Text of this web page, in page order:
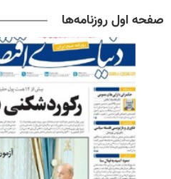
صفحه اول روزنامه‌ها